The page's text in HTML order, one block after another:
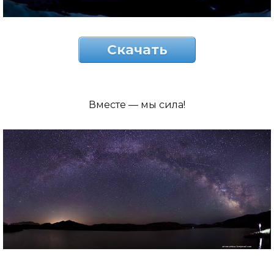
Скачать
Вместе — мы сила!